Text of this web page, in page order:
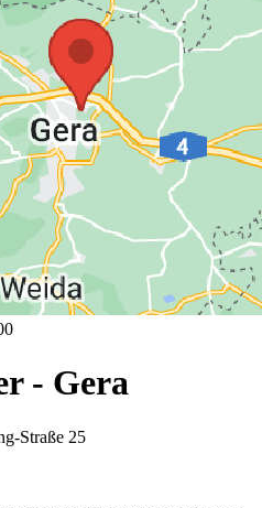
- Gera
Straße 25